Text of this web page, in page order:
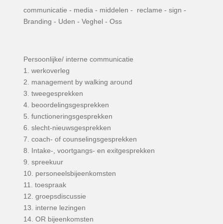
communicatie - media - middelen - reclame - sign -
Branding - Uden - Veghel - Oss
Persoonlijke/ interne communicatie
1. werkoverleg
2. management by walking around
3. tweegesprekken
4. beoordelingsgesprekken
5. functioneringsgesprekken
6. slecht-nieuwsgesprekken
7. coach- of counselingsgesprekken
8. Intake-, voortgangs- en exitgesprekken
9. spreekuur
10. personeelsbijeenkomsten
11. toespraak
12. groepsdiscussie
13. interne lezingen
14. OR bijeenkomsten